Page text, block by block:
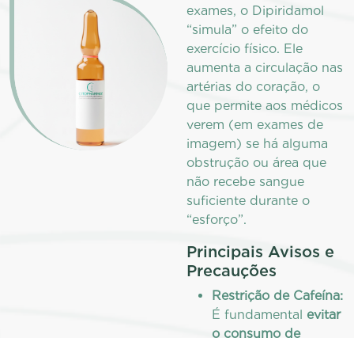
exames, o Dipiridamol
“simula” o efeito do
exercício físico. Ele
aumenta a circulação nas
artérias do coração, o
que permite aos médicos
verem (em exames de
imagem) se há alguma
obstrução ou área que
não recebe sangue
suficiente durante o
“esforço”.
Principais Avisos e
Precauções
Restrição de Cafeína:
É fundamental evitar
o consumo de